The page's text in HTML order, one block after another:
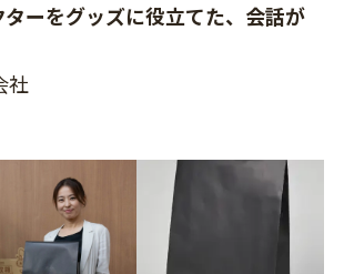
ーをグッズに役立てた、会話が
社